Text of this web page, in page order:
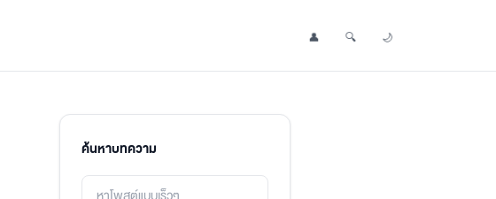
Profile
👤 Search Post
🔍 Toggle Dark Mode
🌙
ค้นหาบทความ